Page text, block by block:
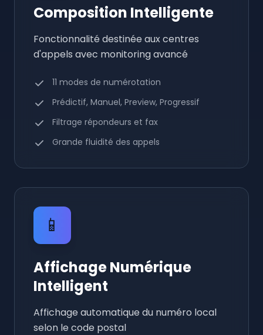
Composition Intelligente
Fonctionnalité destinée aux centres
d'appels avec monitoring avancé
11 modes de numérotation
Prédictif, Manuel, Preview, Progressif
Filtrage répondeurs et fax
Grande fluidité des appels
📱
Affichage Numérique
Intelligent
Affichage automatique du numéro local
selon le code postal